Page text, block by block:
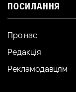
ПОСИЛАННЯ
Про нас
Редакція
Рекламодавцям